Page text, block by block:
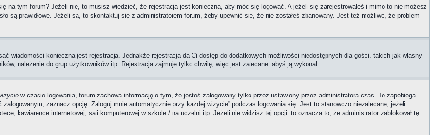
na tym forum? Jeżeli nie, to musisz wiedzieć, że rejestracja jest konieczna, aby móc się logować. A jeżeli się zarejestrowałeś i mimo to nie możesz
są prawidłowe. Jeżeli są, to skontaktuj się z administratorem forum, żeby upewnić się, że nie zostałeś zbanowany. Jest też możliwe, że problem
wiadomości konieczna jest rejestracja. Jednakże rejestracja da Ci dostęp do dodatkowych możliwości niedostępnych dla gości, takich jak własny
należenie do grup użytkowników itp. Rejestracja zajmuje tylko chwilę, więc jest zalecane, abyś ją wykonał.
w czasie logowania, forum zachowa informację o tym, że jesteś zalogowany tylko przez ustawiony przez administratora czas. To zapobiega
zaznacz opcję „Zaloguj mnie automatycznie przy każdej wizycie” podczas logowania się. Jest to stanowczo niezalecane, jeżeli
kawiarence internetowej, sali komputerowej w szkole / na uczelni itp. Jeżeli nie widzisz tej opcji, to oznacza to, że administrator zablokował tę